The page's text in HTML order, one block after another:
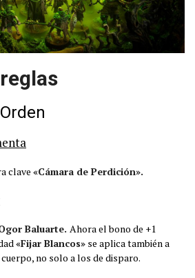
clave «Cámara de Perdición».
Baluarte. Ahora el bono de +1
«Fijar Blancos» se aplica también a
no solo a los de disparo.